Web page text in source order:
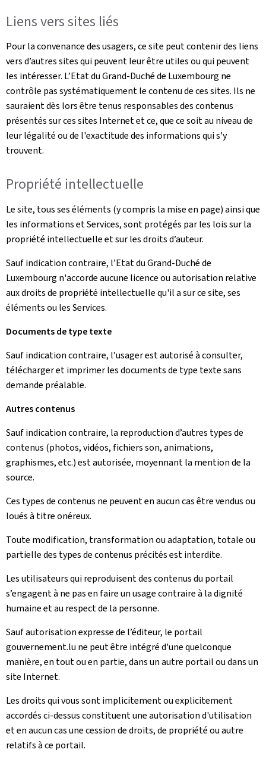
Liens vers sites liés
Pour la convenance des usagers, ce site peut contenir des liens
vers d’autres sites qui peuvent leur être utiles ou qui peuvent
les intéresser. L’Etat du Grand-Duché de Luxembourg ne
contrôle pas systématiquement le contenu de ces sites. Ils ne
sauraient dès lors être tenus responsables des contenus
présentés sur ces sites Internet et ce, que ce soit au niveau de
leur légalité ou de l'exactitude des informations qui s'y
trouvent.
Propriété intellectuelle
Le site, tous ses éléments (y compris la mise en page) ainsi que
les informations et Services, sont protégés par les lois sur la
propriété intellectuelle et sur les droits d’auteur.
Sauf indication contraire, l’Etat du Grand-Duché de
Luxembourg n'accorde aucune licence ou autorisation relative
aux droits de propriété intellectuelle qu'il a sur ce site, ses
éléments ou les Services.
Documents de type texte
Sauf indication contraire, l’usager est autorisé à consulter,
télécharger et imprimer les documents de type texte sans
demande préalable.
Autres contenus
Sauf indication contraire, la reproduction d’autres types de
contenus (photos, vidéos, fichiers son, animations,
graphismes, etc.) est autorisée, moyennant la mention de la
source.
Ces types de contenus ne peuvent en aucun cas être vendus ou
loués à titre onéreux.
Toute modification, transformation ou adaptation, totale ou
partielle des types de contenus précités est interdite.
Les utilisateurs qui reproduisent des contenus du portail
s’engagent à ne pas en faire un usage contraire à la dignité
humaine et au respect de la personne.
Sauf autorisation expresse de l’éditeur, le portail
gouvernement.lu ne peut être intégré d'une quelconque
manière, en tout ou en partie, dans un autre portail ou dans un
site Internet.
Les droits qui vous sont implicitement ou explicitement
accordés ci-dessus constituent une autorisation d'utilisation
et en aucun cas une cession de droits, de propriété ou autre
relatifs à ce portail.